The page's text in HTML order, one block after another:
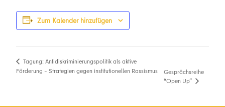
Zum Kalender hinzufügen
Tagung: Antidiskriminierungspolitik als aktive
Förderung – Strategien gegen institutionellen Rassismus
Gesprächsreihe
“Open Up”